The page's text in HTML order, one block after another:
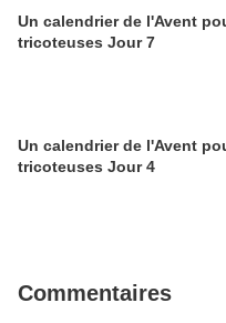
Un calendrier de l'Avent
tricoteuses Jour 7
Un calendrier de l'Avent
tricoteuses Jour 4
Commentaires